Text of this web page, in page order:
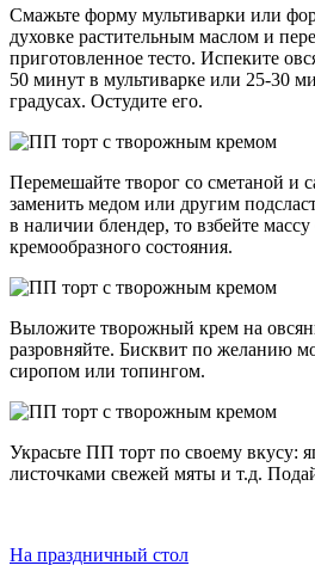
Смажьте форму мультиварки или
духовке растительным маслом и
приготовленное тесто. Испеките
50 минут в мультиварке или 25-30
градусах. Остудите его.
Перемешайте творог со сметаной и
заменить медом или другим
в наличии блендер, то взбейте
кремообразного состояния.
Выложите творожный крем на
разровняйте. Бисквит по желанию
сиропом или топингом.
Украсьте ПП торт по своему вкусу:
листочками свежей мяты и т.д.
На праздничный стол